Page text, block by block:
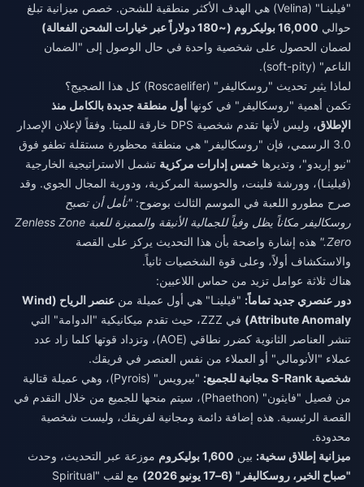
"فيلينـا" (Velina) هي الهدف الأكثر منطقية للشحن. خصص ميزانية تبلغ
حوالي 16,000 بوليكروم (~180 دولاراً عبر خيارات الشحن الفعالة)
لضمان الحصول على شخصية واحدة في حال الوصول إلى "الضمان
الناعم" (soft-pity).
لماذا يثير تحديث "روسكاليفر" (Roscaelifer) كل هذا الضجيج؟
تكمن أهمية "روسكاليفر" في كونها أول منطقة جديدة بالكامل منذ
الإطلاق
، وليس لأنها تقدم شخصية DPS خارقة للميتا. وفقاً لإعلان الإصدار
3.0 الرسمي، فإن "روسكاليفر" هي منطقة محظورة مستقلة تطفو فوق
"نيو إريدو"، وتديرها خمس إدارات مركزية تشمل الاستراتيجية الخارجية
(فيلينـا)، وورشة فلينت، والحوسبة المركزية، ودورية المجال الجوي. وقد
صرح مطورو اللعبة في الموسم الثالث بوضوح: "نأمل أن تصبح
روسكاليفر مكاناً يظل وفياً للجمالية الأنيقة والمميزة للعبة Zenless Zone
Zero."
هذه إشارة واضحة بأن هذا التحديث يركز على القصة
والاستكشاف أولاً، وعلى قوة الشخصيات ثانياً.
هناك ثلاثة عوامل تزيد من حماس اللاعبين:
دور عنصري جديد تماماً: "فيلينـا" هي أول عميلة من
عنصر الرياح (Wind
Attribute Anomaly)
في ZZZ، حيث تقدم ميكانيكية "الدوامة" التي
تنشر العناصر الثانوية كضرر نطاقي (AOE)، وتزداد قوتها كلما زاد عدد
عملاء "الأنومالي" أو العملاء من نفس العنصر في فريقك.
شخصية S-Rank مجانية للجميع:
"بيرويس" (Pyrois)، وهي عميلة قتالية
من فصيل "فايثون" (Phaethon)، سيتم منحها للجميع من خلال التقدم في
القصة الرئيسية. هذه إضافة دائمة ومجانية لفريقك، وليست شخصية
محدودة.
ميزانية إطلاق سخية: بين 1,600 بوليكروم
موزعة عبر التحديث، وحدث
"صباح الخير، روسكاليفر" (6–17 يونيو 2026)
مع لقب "Spiritual